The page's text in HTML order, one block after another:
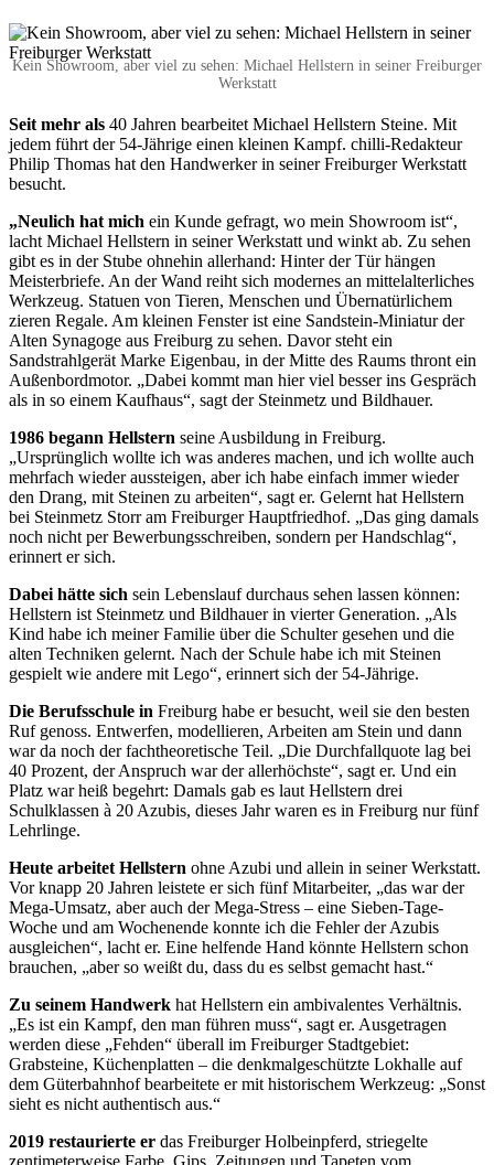
Kein Showroom, aber viel zu sehen: Michael Hellstern in seiner Freiburger
Werkstatt
Seit mehr als 40 Jahren bearbeitet Michael Hellstern Steine. Mit
jedem führt der 54-Jährige einen kleinen Kampf. chilli-Redakteur
Philip Thomas hat den Handwerker in seiner Freiburger Werkstatt
besucht.
„Neulich hat mich ein Kunde gefragt, wo mein Showroom ist“,
lacht Michael Hellstern in seiner Werkstatt und winkt ab. Zu sehen
gibt es in der Stube ohnehin allerhand: Hinter derTür hängen
Meisterbriefe. An derWand reiht sich modernes an mittelalterliches
Werkzeug. Statuen von Tieren, Menschen und Übernatürlichem
zieren Regale. Am kleinen Fenster ist eine Sandstein-Miniatur der
Alten Synagoge aus Freiburg zu sehen. Davor steht ein
Sandstrahlgerät Marke Eigenbau, in der Mitte des Raums thront ein
Außenbordmotor. „Dabei kommt man hier viel besser ins Gespräch
als in so einem Kaufhaus“, sagt der Steinmetz und Bildhauer.
1986 begann Hellstern seine Ausbildung in Freiburg.
„Ursprünglich wollte ich was anderes machen, und ich wollte auch
mehrfach wieder aussteigen, aber ich habe einfach immer wieder
den Drang, mit Steinen zu arbeiten“, sagt er. Gelernt hat Hellstern
bei Steinmetz Storr am FreiburgerHauptfriedhof. „Das ging damals
noch nicht per Bewerbungsschreiben, sondern per Handschlag“,
erinnert er sich.
Dabei hätte sich sein Lebenslauf durchaus sehen lassen können:
Hellstern ist Steinmetz und Bildhauer in vierter Generation. „Als
Kind habe ich meiner Familie über die Schulter gesehen und die
alten Techniken gelernt. Nach der Schule habe ich mit Steinen
gespielt wie andere mit Lego“, erinnert sich der 54-Jährige.
Die Berufsschule in Freiburg habe er besucht, weil sie den besten
Ruf genoss. Entwerfen, modellieren, Arbeiten am Stein und dann
war da noch der fachtheoretische Teil. „Die Durchfallquote lag bei
40 Prozent, der Anspruch war der allerhöchste“, sagt er. Und ein
Platz war heiß begehrt: Damals gab es laut Hellstern drei
Schulklassen à 20 Azubis, dieses Jahr waren es in Freiburg nurfünf
Lehrlinge.
Heute arbeitet Hellstern ohne Azubi und allein in seiner Werkstatt.
Vorknapp 20 Jahren leistete er sich fünf Mitarbeiter, „das war der
Mega-Umsatz, aber auch der Mega-Stress – eine Sieben-Tage-
Woche und am Wochenende konnte ich die Fehlerder Azubis
ausgleichen“, lacht er. Eine helfende Hand könnte Hellstern schon
brauchen, „aber so weißt du, dass du es selbst gemacht hast.“
Zu seinem Handwerk hat Hellstern ein ambivalentes Verhältnis.
„Es ist ein Kampf, den man führen muss“, sagt er. Ausgetragen
werden diese „Fehden“ überall im Freiburger Stadtgebiet:
Grabsteine, Küchenplatten – die denkmalgeschützte Lokhalle auf
dem Güterbahnhof bearbeitete er mit historischem Werkzeug: „Sonst
sieht es nicht authentisch aus.“
2019 restaurierte er das Freiburger Holbeinpferd, striegelte
zentimeterweise Farbe, Gips, Zeitungen und Tapeten vom